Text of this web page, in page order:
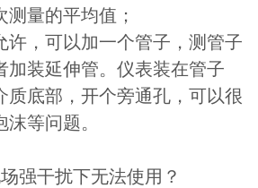
量的平均值；
许，可以加一个管子，测管子
加装延伸管。仪表装在管子
质底部，开个旁通孔，可以很
等问题。
干扰下无法使用？